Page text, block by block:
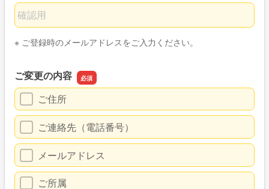
メールアドレスの確認用
※ ご登録時のメールアドレスをご入力ください。
ご変更の内容
ご住所
ご連絡先（電話番号）
メールアドレス
ご所属